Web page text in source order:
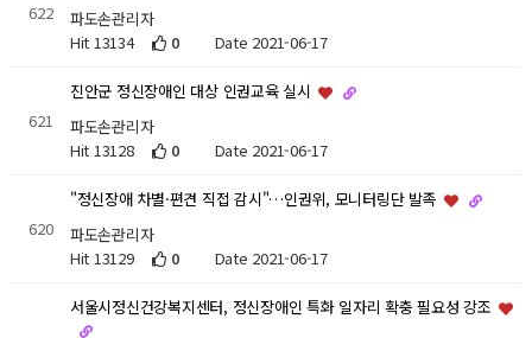
622
파도손관리자
Hit 13134
0 Date 2021-06-17
621
진안군 정신장애인 대상 인권교육 실시
파도손관리자
Hit 13128
0 Date 2021-06-17
620
"정신장애 차별·편견 직접 감시"…인권위, 모니터링단 발족
파도손관리자
Hit 13129
0 Date 2021-06-17
서울시정신건강복지센터, 정신장애인 특화 일자리 확충 필요성 강조